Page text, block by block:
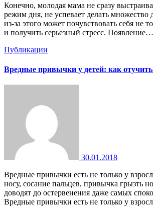
Конечно, молодая мама не сразу выстраивает оптимальный
режим дня, не успевает делать множество
из-за этого может почувствовать себя не
и получить серьезный стресс. Появление…
Публикации
Вредные привычки у детей: как
30.01.2018
Вредные привычки есть не только у взрослых. Ковыряние в
носу, сосание пальцев, привычка грызть
доводят до остервенения даже самых
Вредные привычки есть не только у